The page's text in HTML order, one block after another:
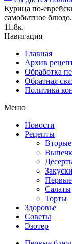
Курица по-
самобытное блюдо.
11.8к.
Навигация
Главная
Архив
Обработка
Обратная
Политика
Меню
Новости
Рецепты
Закуски
Салаты
Торты
Здоровье
Советы
Эзотер